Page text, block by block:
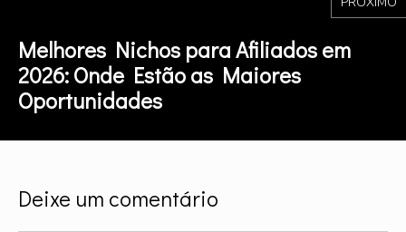
Melhores Nichos para Afiliados em
2026: Onde Estão as Maiores
Oportunidades
Deixe um comentário